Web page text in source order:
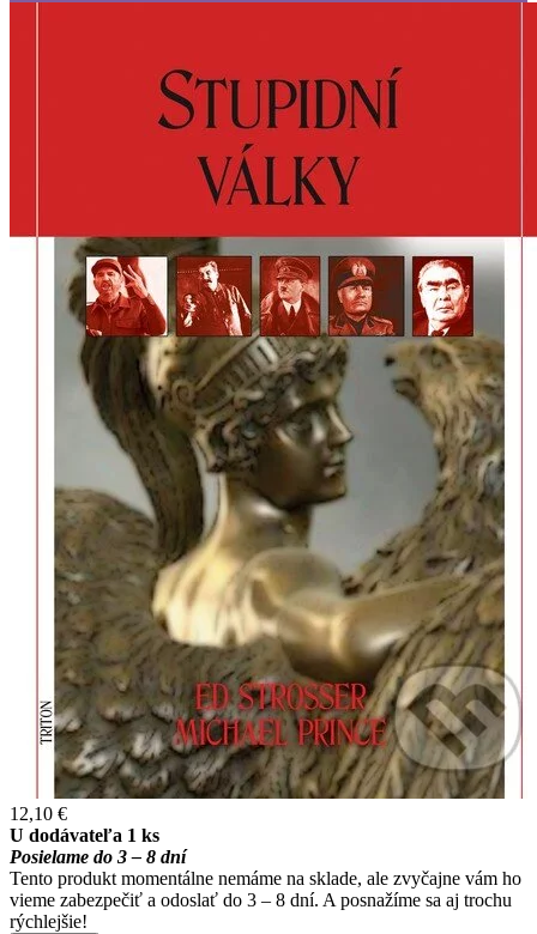
12,10 €
U dodávateľa 1 ks
Posielame do 3 – 8 dní
Tento produkt momentálne nemáme na sklade, ale zvyčajne vám ho
vieme zabezpečiť a odoslať do 3 – 8 dní. A posnažíme sa aj trochu
rýchlejšie!